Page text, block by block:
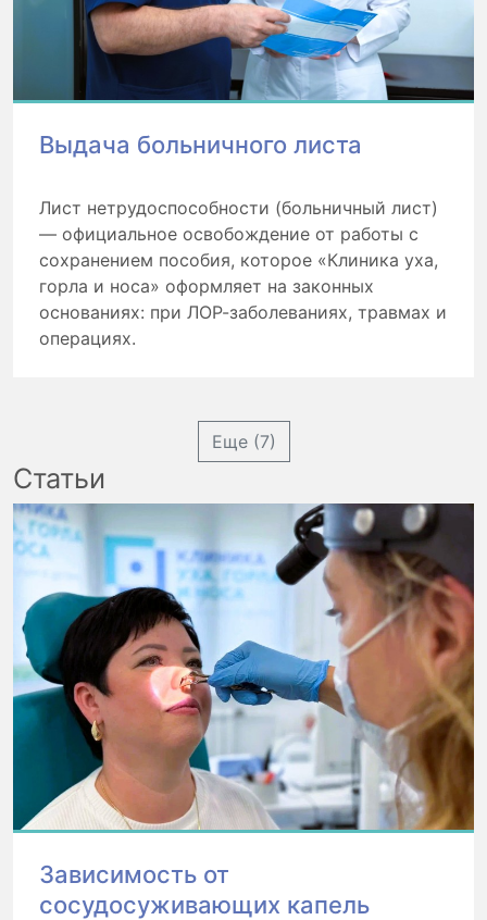
Выдача больничного листа
Лист нетрудоспособности (больничный лист)
— официальное освобождение от работы с
сохранением пособия, которое «Клиника уха,
горла и носа» оформляет на законных
основаниях: при ЛОР-заболеваниях, травмах и
операциях.
Еще (7)
Статьи
Зависимость от
сосудосуживающих капель